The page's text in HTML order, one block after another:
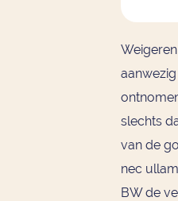
slechts
van de
nec
BW de